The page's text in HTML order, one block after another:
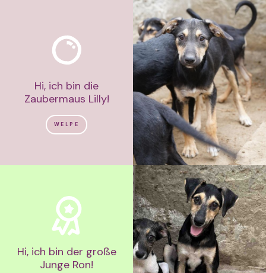
Hi, ich bin die
Zaubermaus Lilly!
WELPE
Hi, ich bin der große
Junge Ron!